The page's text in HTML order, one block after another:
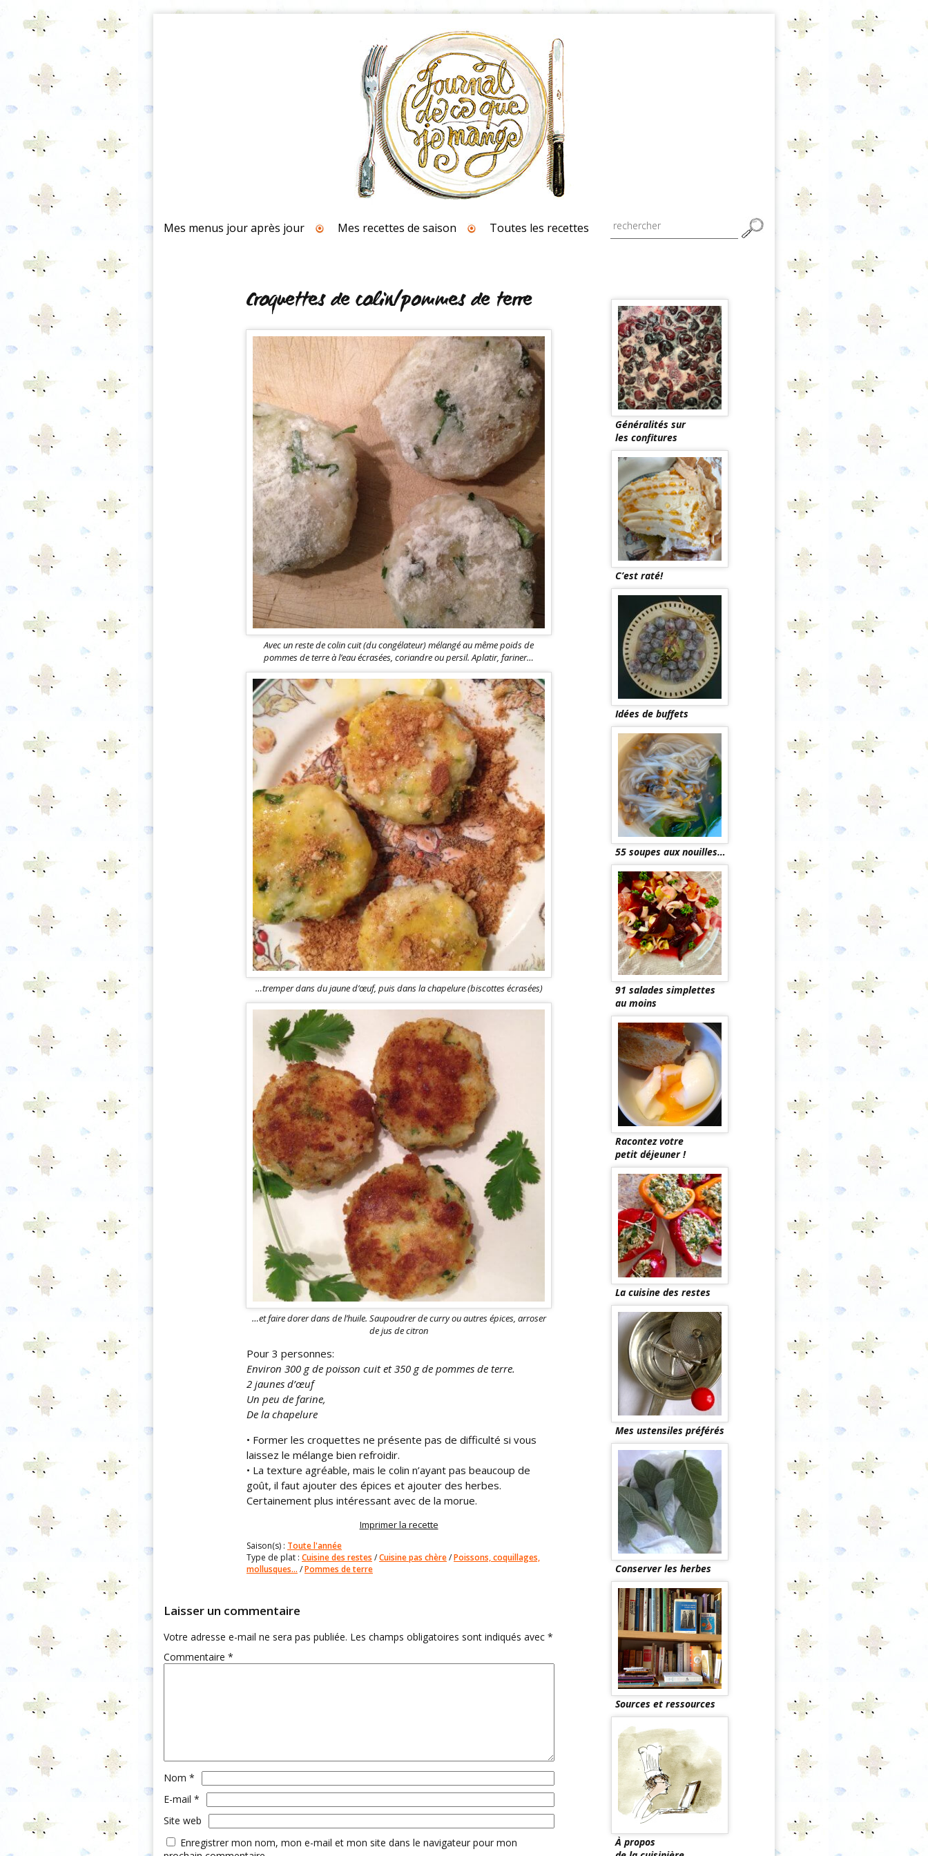
Mes menus jour après jour Mes recettes de saison Toutes les recettes
Croquettes de colin/pommes de terre
Avec un reste de colin cuit (du congélateur) mélangé au même poids de
pommes de terre à l’eau écrasées, coriandre ou persil. Aplatir, fariner…
…tremper dans du jaune d’œuf, puis dans la chapelure (biscottes écrasées)
…et faire dorer dans de l’huile. Saupoudrer de curry ou autres épices, arroser
de jus de citron
Pour 3 personnes:
Environ 300 g de poisson cuit et 350 g de pommes de terre.
2 jaunes d’œuf
Un peu de farine,
De la chapelure
• Former les croquettes ne présente pas de difficulté si vous
laissez le mélange bien refroidir.
• La texture agréable, mais le colin n’ayant pas beaucoup de
goût, il faut ajouter des épices et ajouter des herbes.
Certainement plus intéressant avec de la morue.
Imprimer la recette
Saison(s) : Toute l'année
Type de plat : Cuisine des restes /Cuisine pas chère/Poissons, coquillages,
mollusques... /Pommes de terre
Laisser un commentaire
Votre adresse e-mail ne sera pas publiée. Les champs obligatoires sont indiqués avec *
Commentaire *
Nom *
E-mail *
Site web
Enregistrer mon nom, mon e-mail et mon site dans le navigateur pour mon
Généralités sur
les confitures
C’est raté!
Idées de buffets
55 soupes aux nouilles…
91 salades simplettes
au moins
Racontez votre
petit déjeuner !
La cuisine des restes
Mes ustensiles préférés
Conserver les herbes
Sources et ressources
À propos